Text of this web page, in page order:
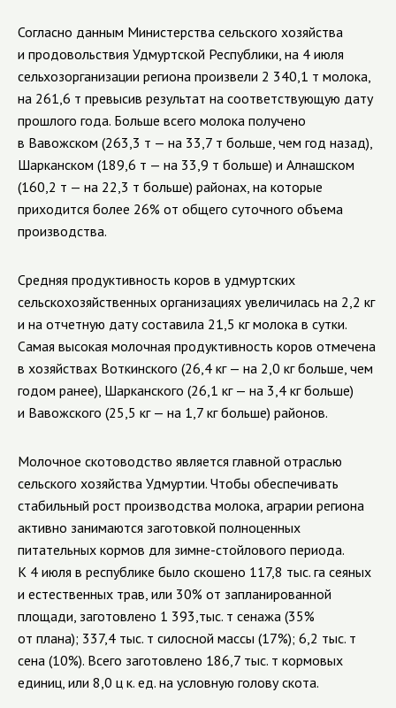
Согласно данным Министерства сельского хозяйства
и продовольствия Удмуртской Республики, на 4 июля
сельхозорганизации региона произвели 2 340,1 т молока,
на 261,6 т превысив результат на соответствующую дату
прошлого года. Больше всего молока получено
в Вавожском (263,3 т — на 33,7 т больше, чем год назад),
Шарканском (189,6 т — на 33,9 т больше) и Алнашском
(160,2 т — на 22,3 т больше) районах, на которые
приходится более 26% от общего суточного объема
производства.
Средняя продуктивность коров в удмуртских
сельскохозяйственных организациях увеличилась на 2,2 кг
и на отчетную дату составила 21,5 кг молока в сутки.
Самая высокая молочная продуктивность коров отмечена
в хозяйствах Воткинского (26,4 кг — на 2,0 кг больше, чем
годом ранее), Шарканского (26,1 кг — на 3,4 кг больше)
и Вавожского (25,5 кг — на 1,7 кг больше) районов.
Молочное скотоводство является главной отраслью
сельского хозяйства Удмуртии. Чтобы обеспечивать
стабильный рост производства молока, аграрии региона
активно занимаются заготовкой полноценных
питательных кормов для зимне-стойлового периода.
К 4 июля в республике было скошено 117,8 тыс. га сеяных
и естественных трав, или 30% от запланированной
площади, заготовлено 1 393,тыс. т сенажа (35%
от плана); 337,4 тыс. т силосной массы (17%); 6,2 тыс. т
сена (10%). Всего заготовлено 186,7 тыс. т кормовых
единиц, или 8,0 ц к. ед. на условную голову скота.